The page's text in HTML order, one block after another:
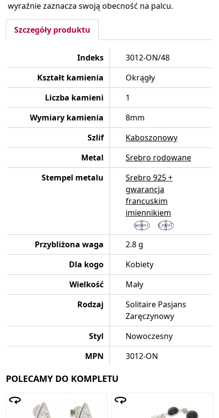
wyraźnie zaznacza swoją obecność na palcu.
Szczegóły produktu
Indeks
3012-ON/48
Kształt kamienia
Okrągły
Liczba kamieni
1
Wymiary kamienia
8mm
Szlif
Kaboszonowy
Metal
Srebro rodowane
Stempel metalu
Srebro 925 +
gwarancja
francuskim
imiennikiem
Przybliżona waga
2.8 g
Dla kogo
Kobiety
Wielkość
Mały
Rodzaj
Solitaire Pasjans
Zaręczynowy
Styl
Nowoczesny
MPN
3012-ON
POLECAMY DO KOMPLETU